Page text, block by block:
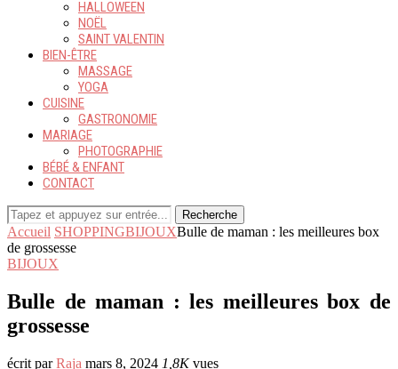
HALLOWEEN
NOËL
SAINT VALENTIN
BIEN-ÊTRE
MASSAGE
YOGA
CUISINE
GASTRONOMIE
MARIAGE
PHOTOGRAPHIE
BÉBÉ & ENFANT
CONTACT
Recherche
Accueil SHOPPINGBIJOUXBulle de maman : les meilleures box
de grossesse
BIJOUX
Bulle de maman : les meilleures box de
grossesse
écrit parRaja mars 8, 2024 1,8Kvues